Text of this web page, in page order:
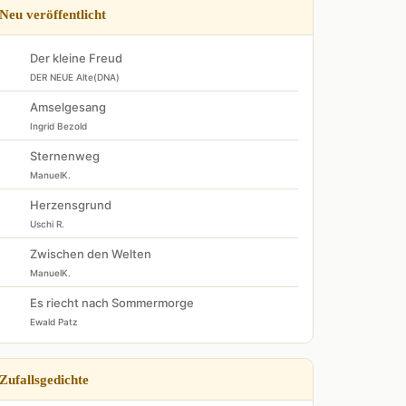
Neu veröffentlicht
Der kleine Freud
DER NEUE Alte(DNA)
Amselgesang
Ingrid Bezold
Sternenweg
ManuelK.
Herzensgrund
Uschi R.
Zwischen den Welten
ManuelK.
Es riecht nach Sommermorge
Ewald Patz
Zufallsgedichte